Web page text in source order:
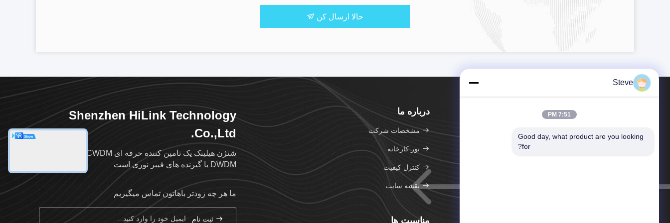
حالا ارسال کن
تلفن：86-755-2335-7706
درباره ما
مشخصات شرکت
تور کارخانه
کنترل کیفیت
نقشه سایت
مناسبت ها
Shenzhen HiLink Technology
Co.,Ltd.
شنژن هیلینک یک تامین کننده حرفه ای WDM CWDM
DWDM با گیرنده های فیبر نوری است
ما هر چه زودتر باهاتون تماس ميگيريم
ثبت نام
Steve
7:51 PM
Good day, what product are you looking
for?